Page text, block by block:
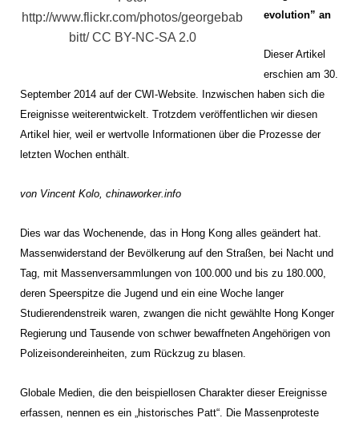
http://www.flickr.com/photos/georgebab
bitt/ CC BY-NC-SA 2.0
evolution” an
Dieser Artikel
erschien am 30.
September 2014 auf der CWI-Website. Inzwischen haben sich die
Ereignisse weiterentwickelt. Trotzdem veröffentlichen wir diesen
Artikel hier, weil er wertvolle Informationen über die Prozesse der
letzten Wochen enthält.
von Vincent Kolo, chinaworker.info
Dies war das Wochenende, das in Hong Kong alles geändert hat.
Massenwiderstand der Bevölkerung auf den Straßen, bei Nacht und
Tag, mit Massenversammlungen von 100.000 und bis zu 180.000,
deren Speerspitze die Jugend und ein eine Woche langer
Studierendenstreik waren, zwangen die nicht gewählte Hong Konger
Regierung und Tausende von schwer bewaffneten Angehörigen von
Polizeisondereinheiten, zum Rückzug zu blasen.
Globale Medien, die den beispiellosen Charakter dieser Ereignisse
erfassen, nennen es ein „historisches Patt“. Die Massenproteste